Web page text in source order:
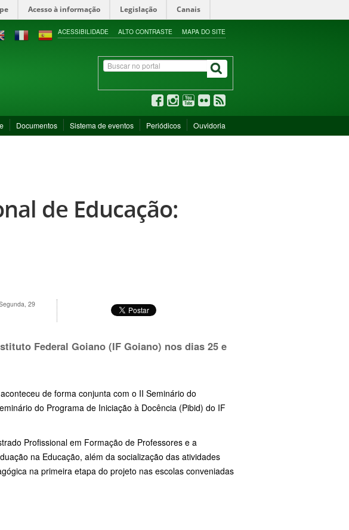
Acesso à informação Legislação Canais
ACESSIBILIDADE ALTO CONTRASTE MAPA DO SITE
Documentos Sistema de eventos Periódicos Ouvidoria
de Educação:
29
Federal Goiano (IF Goiano) nos dias 25 e
de forma conjunta com o II Seminário do
do Programa de Iniciação à Docência (Pibid) do IF
Profissional em Formação de Professores e a
na Educação, além da socialização das atividades
na primeira etapa do projeto nas escolas conveniadas